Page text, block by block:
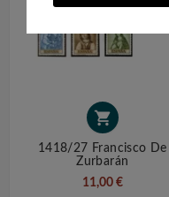

1418/27 Francisco De
Zurbarán
11,00 €